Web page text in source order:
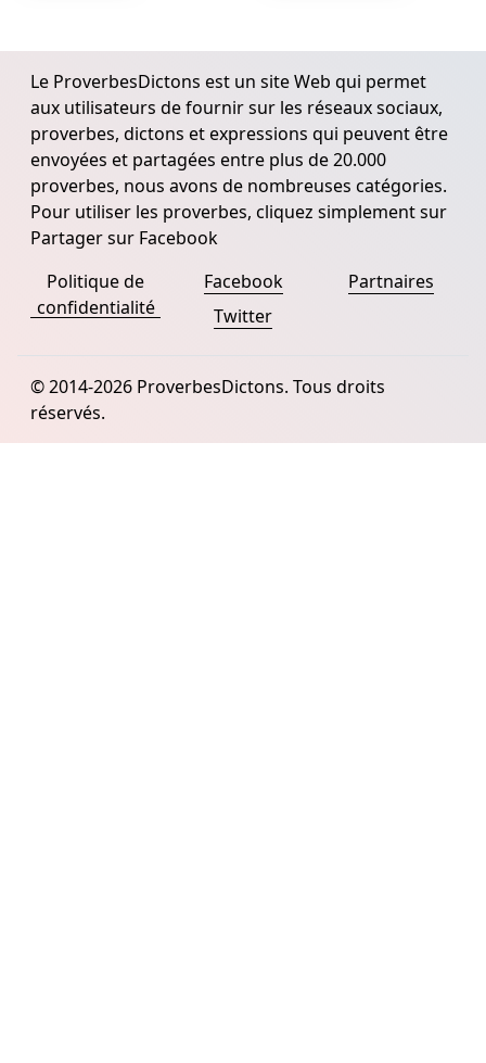
Le ProverbesDictons est un site Web qui permet
aux utilisateurs de fournir sur les réseaux sociaux,
proverbes, dictons et expressions qui peuvent être
envoyées et partagées entre plus de 20.000
proverbes, nous avons de nombreuses catégories.
Pour utiliser les proverbes, cliquez simplement sur
Partager sur Facebook
Politique de
confidentialité
Facebook
Twitter
Partnaires
© 2014-2026 ProverbesDictons. Tous droits
réservés.